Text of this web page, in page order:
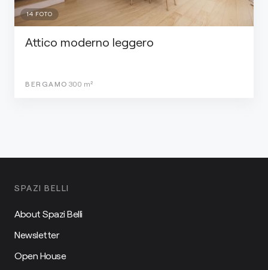
14 FOTO
Attico moderno leggero
BERGAMO 300 m²
SPAZI BELLI
About Spazi Belli
Newsletter
Open House